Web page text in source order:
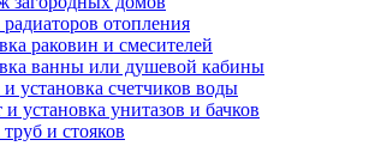
отопления
раковин и смесителей
ванны или душевой кабины
установка счетчиков воды
установка унитазов и бачков
и стояков